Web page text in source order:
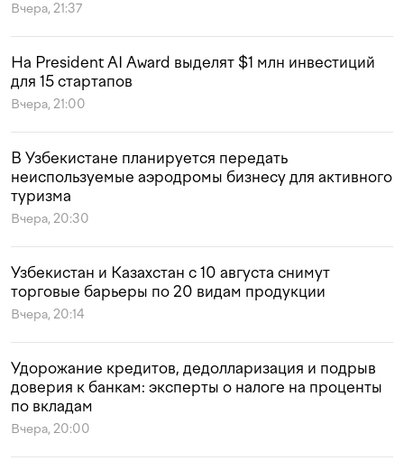
Вчера, 21:37
На President AI Award выделят $1 млн инвестиций
для 15 стартапов
Вчера, 21:00
В Узбекистане планируется передать
неиспользуемые аэродромы бизнесу для активного
туризма
Вчера, 20:30
Узбекистан и Казахстан с 10 августа снимут
торговые барьеры по 20 видам продукции
Вчера, 20:14
Удорожание кредитов, дедолларизация и подрыв
доверия к банкам: эксперты о налоге на проценты
по вкладам
Вчера, 20:00